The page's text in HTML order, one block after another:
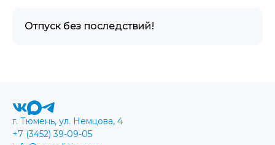
Отпуск без последствий!
г. Тюмень, ул. Немцова, 4
+7 (3452) 39-09-05